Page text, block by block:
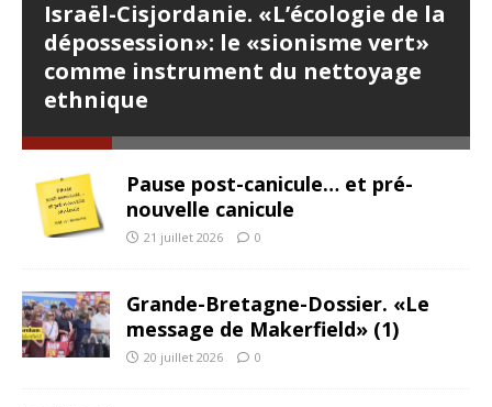
Israël-Cisjordanie. «L’écologie de la
dépossession»: le «sionisme vert»
comme instrument du nettoyage
ethnique
Pause post-canicule… et pré-
nouvelle canicule
21 juillet 2026 0
Grande-Bretagne-Dossier. «Le
message de Makerfield» (1)
20 juillet 2026 0